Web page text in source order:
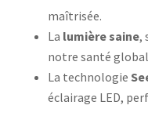
maîtrisée.
La lumière saine,
notre santé
La technologie
éclairage LED,